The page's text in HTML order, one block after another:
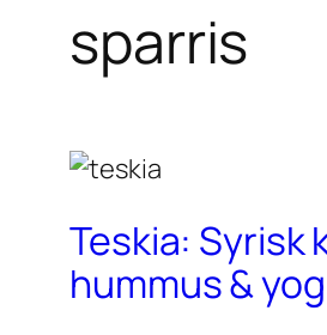
sparris
Teskia: Syrisk
hummus &